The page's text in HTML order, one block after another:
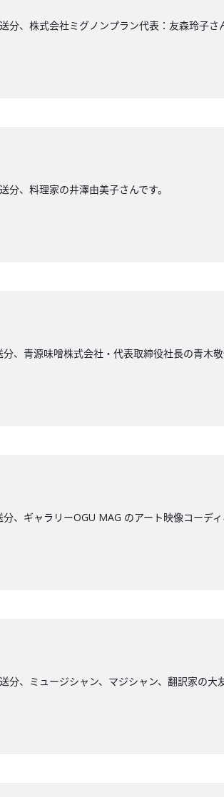
分、株式会社ミグノンプラン代表：友森玲子さ
、料理家の井澤由美子さんです。
、青源味噌株式会社・代表取締役社長の青木
、ギャラリーOGU MAG のアート映像コーデ
、ミュージシャン、マジシャン、翻訳家の大